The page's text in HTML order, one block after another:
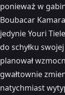
ponieważ w
Boubacar
jedynie Youri
do schyłku
planował
gwałtownie
natychmiast